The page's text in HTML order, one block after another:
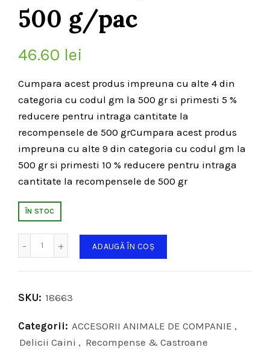
500 g/pac
46.60 lei
Cumpara acest produs impreuna cu alte 4 din
categoria cu codul gm la 500 gr si primesti 5 %
reducere pentru intraga cantitate la
recompensele de 500 grCumpara acest produs
impreuna cu alte 9 din categoria cu codul gm la
500 gr si primesti 10 % reducere pentru intraga
cantitate la recompensele de 500 gr
ÎN STOC
ADAUGĂ ÎN COȘ
SKU: 18663
Categorii: ACCESORII ANIMALE DE COMPANIE ,
Delicii Caini , Recompense & Castroane